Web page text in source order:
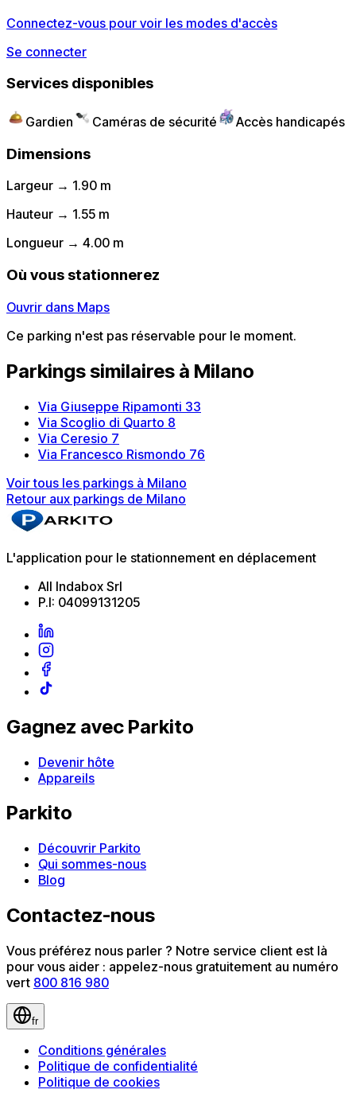
Connectez-vous pour voir les modes d'accès
Se connecter
Services disponibles
Gardien Caméras de sécurité Accès handicapés
Dimensions
Largeur → 1.90 m
Hauteur → 1.55 m
Longueur → 4.00 m
Où vous stationnerez
Ouvrir dans Maps
Ce parking n'est pas réservable pour le moment.
Parkings similaires à Milano
Via Giuseppe Ripamonti 33
Via Scoglio di Quarto 8
Via Ceresio 7
Via Francesco Rismondo 76
Voir tous les parkings à Milano
Retour aux parkings de Milano
L'application pour le stationnement en déplacement
All Indabox Srl
P.I: 04099131205
Gagnez avec Parkito
Devenir hôte
Appareils
Parkito
Découvrir Parkito
Qui sommes-nous
Blog
Contactez-nous
Vous préférez nous parler ? Notre service client est là
pour vous aider : appelez-nous gratuitement au numéro
vert 800 816 980
fr
Conditions générales
Politique de confidentialité
Politique de cookies